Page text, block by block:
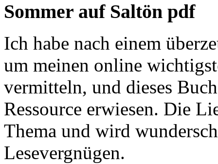
Sommer auf Saltön pdf
Ich habe nach einem
um meinen online
vermitteln, und dieses
Ressource erwiesen. Die
Thema und wird
Lesevergnügen.